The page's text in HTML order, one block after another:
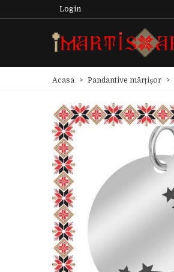
Login
Acasa > Pandantive mărțișor >